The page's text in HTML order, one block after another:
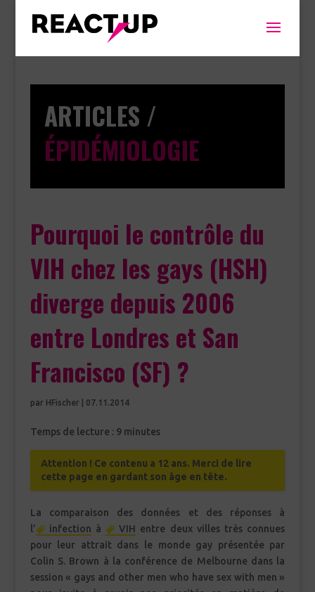
ARTICLES /
ÉPIDÉMIOLOGIE
Pourquoi le contrôle du
VIH chez les gays (HSH)
diverge depuis 2006
entre Londres et San
Francisco (SF) ?
par HFischer 07.11.2014
Temps de lecture : 9 minutes
Attention ! Ce contenu a 12 ans. Merci de lire
cette page en gardant son âge en tête.
La comparaison des données et des réponses à
l’
infection à VIH entre deux villes très connues
pour leur attrait dans le monde gay présentée par
Colin S. Brown à la conférence de Melbourne dans la
session « gays and other men who have sex with men »